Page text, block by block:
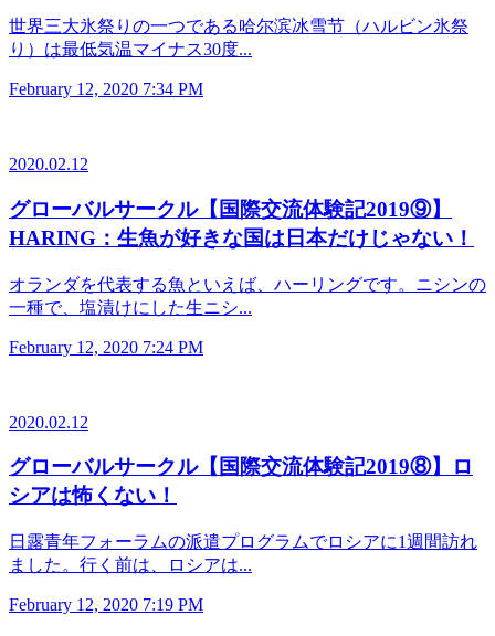
世界三大氷祭りの一つである哈尔滨冰雪节（ハルビン氷祭
り）は最低気温マイナス30度...
February 12, 2020 7:34 PM
2020.02.12
グローバルサークル【国際交流体験記2019⑨】
HARING：生魚が好きな国は日本だけじゃない！
オランダを代表する魚といえば、ハーリングです。ニシンの
一種で、塩漬けにした生ニシ...
February 12, 2020 7:24 PM
2020.02.12
グローバルサークル【国際交流体験記2019⑧】ロ
シアは怖くない！
日露青年フォーラムの派遣プログラムでロシアに1週間訪れ
ました。行く前は、ロシアは...
February 12, 2020 7:19 PM